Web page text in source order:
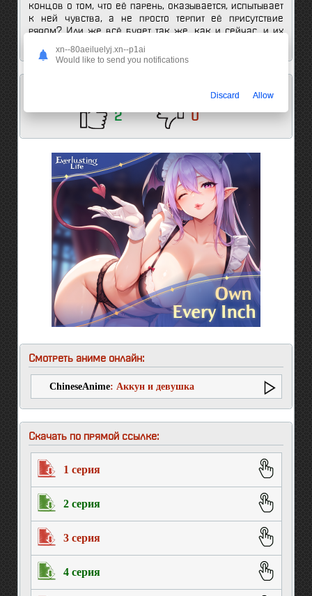
концов о том, что её парень, оказывается, испытывает
к ней чувства, а не просто терпит её присутствие
рядом? Или же всё будет так же, как и сейчас, и их
отношения останутся игрой в одни ворота?
2 0
Смотреть аниме онлайн:
ChineseAnime: Аккун и девушка
Скачать по прямой ссылке:
1 серия
2 серия
3 серия
4 серия
xn--80aeiluelyj.xn--p1ai
Would like to send you notifications
Discard Allow